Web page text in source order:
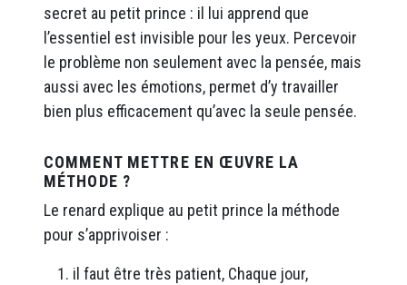
secret au petit prince : il lui apprend que
l’essentiel est invisible pour les yeux. Percevoir
le problème non seulement avec la pensée, mais
aussi avec les émotions, permet d’y travailler
bien plus efficacement qu’avec la seule pensée.
COMMENT METTRE EN ŒUVRE LA
MÉTHODE ?
Le renard explique au petit prince la méthode
pour s’apprivoiser :
il faut être très patient, Chaque jour,